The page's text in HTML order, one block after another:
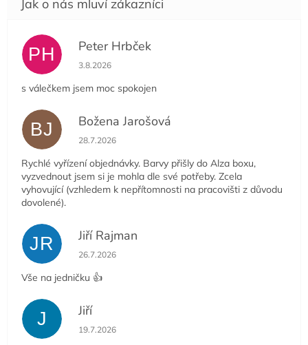
PH Peter Hrbček
Hodnocení obchodu je 5 z 5 hvězdiček.
3.8.2026
s válečkem jsem moc spokojen
BJ Božena Jarošová
Hodnocení obchodu je 5 z 5 hvězdiček.
28.7.2026
Rychlé vyřízení objednávky. Barvy přišly do Alza boxu,
vyzvednout jsem si je mohla dle své potřeby. Zcela
vyhovující (vzhledem k nepřítomnosti na pracovišti z důvodu
dovolené).
JR Jiří Rajman
Hodnocení obchodu je 5 z 5 hvězdiček.
26.7.2026
Vše na jedničku 👍
J Jiří
Hodnocení obchodu je 5 z 5 hvězdiček.
19.7.2026